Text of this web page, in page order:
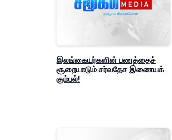
இலங்கையர்களின் பணத்தைச்
சூறையாடும் சர்வதேச இணையக்
கும்பல்!